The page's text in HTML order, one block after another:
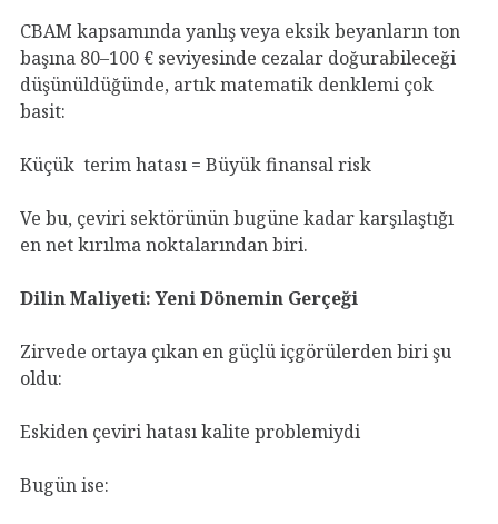
CBAM kapsamında yanlış veya eksik beyanların ton
başına 80–100 € seviyesinde cezalar doğurabileceği
düşünüldüğünde, artık matematik denklemi çok
basit:
Küçük terim hatası = Büyük finansal risk
Ve bu, çeviri sektörünün bugüne kadar karşılaştığı
en net kırılma noktalarından biri.
Dilin Maliyeti: Yeni Dönemin Gerçeği
Zirvede ortaya çıkan en güçlü içgörülerden biri şu
oldu:
Eskiden çeviri hatası kalite problemiydi
Bugün ise: